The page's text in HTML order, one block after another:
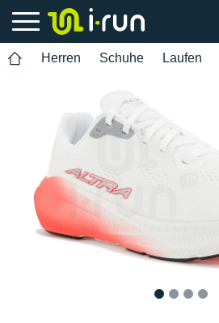
Herren Schuhe Laufen